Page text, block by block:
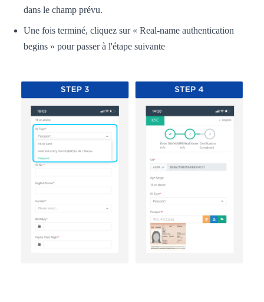
dans le champ prévu.
Une fois terminé, cliquez sur « Real-name authentication
begins » pour passer à l'étape suivante